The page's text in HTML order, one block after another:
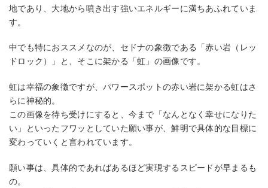
地であり、大地から噴き出す強いエネルギーに満ちあふれていま
す。
中でも特におススメなのが、セドナの象徴である「赤い岩（レッ
ドロック）」と、そこに架かる「虹」の画像です。
虹は幸福の象徴ですが、パワースポットの赤い岩に架かる虹はさ
らに神秘的。
この画像を待ち受けにすると、今まで「なんとなく幸せになりた
い」といったフワッとしていた願い事が、鮮明で具体的な目標に
変わっていくと言われています。
願い事は、具体的であればあるほど実現するスピードが早まるも
の。